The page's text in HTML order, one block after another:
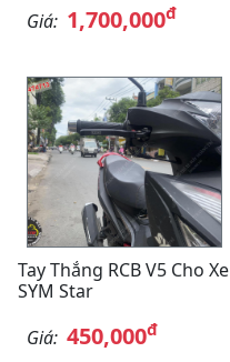
Giá: 1,700,000đ
Tay Thắng RCB V5 Cho Xe
SYM Star
Giá: 450,000đ